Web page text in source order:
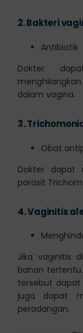
2.Bakteri
Antibiotik
Dokter
dalam vagina.
3.
Obat
Dokter dapat
parasit
4.Vaginitis
Jika vaginitis
bahan
tersebut
juga dapat
peradangan.